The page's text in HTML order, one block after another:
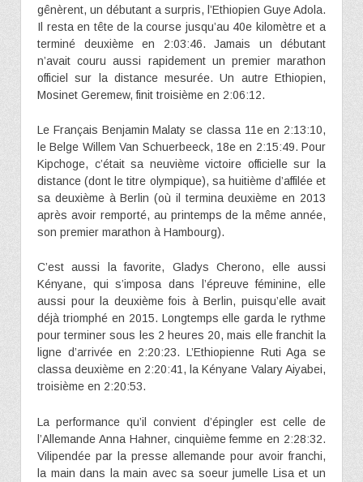
gênèrent, un débutant a surpris, l’Ethiopien Guye Adola.
Il resta en tête de la course jusqu’au 40e kilomètre et a
terminé deuxième en 2:03:46. Jamais un débutant
n’avait couru aussi rapidement un premier marathon
officiel sur la distance mesurée. Un autre Ethiopien,
Mosinet Geremew, finit troisième en 2:06:12.
Le Français Benjamin Malaty se classa 11e en 2:13:10,
le Belge Willem Van Schuerbeeck, 18e en 2:15:49. Pour
Kipchoge, c’était sa neuvième victoire officielle sur la
distance (dont le titre olympique), sa huitième d’affilée et
sa deuxième à Berlin (où il termina deuxième en 2013
après avoir remporté, au printemps de la même année,
son premier marathon à Hambourg).
C’est aussi la favorite, Gladys Cherono, elle aussi
Kényane, qui s’imposa dans l’épreuve féminine, elle
aussi pour la deuxième fois à Berlin, puisqu’elle avait
déjà triomphé en 2015. Longtemps elle garda le rythme
pour terminer sous les 2 heures 20, mais elle franchit la
ligne d’arrivée en 2:20:23. L’Ethiopienne Ruti Aga se
classa deuxième en 2:20:41, la Kényane Valary Aiyabei,
troisième en 2:20:53.
La performance qu’il convient d’épingler est celle de
l’Allemande Anna Hahner, cinquième femme en 2:28:32.
Vilipendée par la presse allemande pour avoir franchi,
la main dans la main avec sa soeur jumelle Lisa et un